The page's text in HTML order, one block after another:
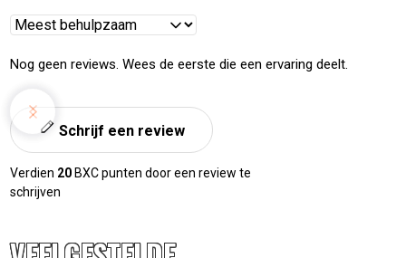
Reviews
Nog geen reviews. Wees de eerste die een ervaring deelt.
Schrijf een review
Verdien 20 BXC punten door een review te
schrijven